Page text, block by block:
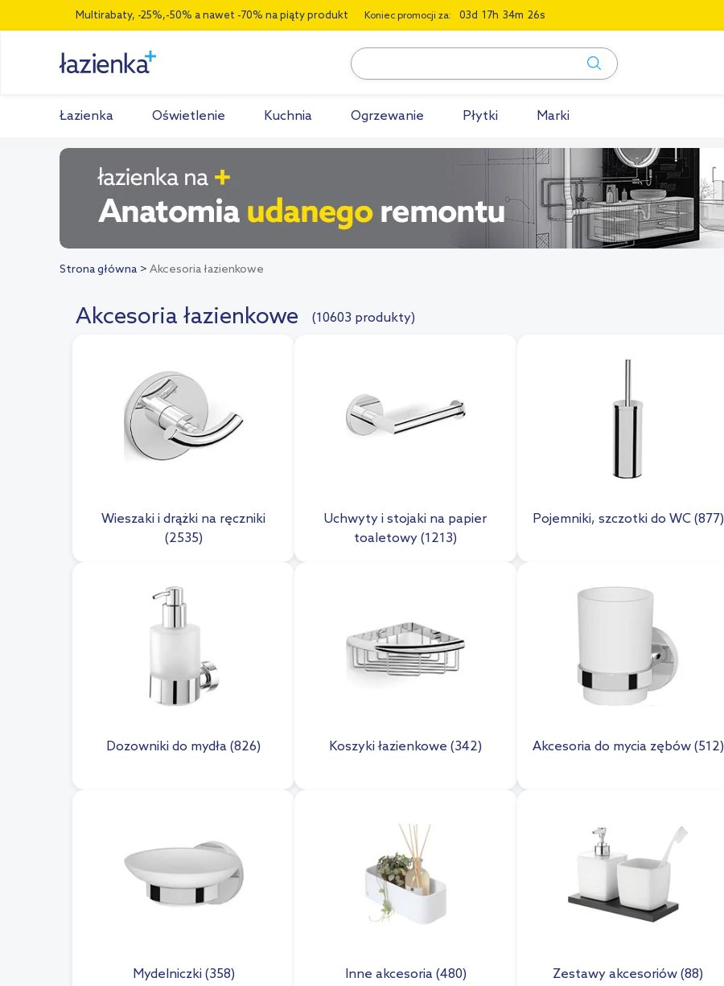
Multirabaty, -25%,-50% a nawet -70% na piąty produkt Koniec promocji za: 03 1 7 34 25
Łazienka Oświetlenie Kuchnia Ogrzewanie Płytki Marki
Strona główna Akcesoria łazienkowe
Akcesoria łazienkowe (10603 produkty)
Wieszaki i drążki na ręczniki
(2535)
Uchwyty i stojaki na papier
toaletowy (1213)
Pojemniki, szczotki do WC (877)
Dozowniki do mydła (826) Koszyki łazienkowe (342) Akcesoria do mycia zębów (512)
Mydelniczki (358) Inne akcesoria (480) Zestawy akcesoriów (88)